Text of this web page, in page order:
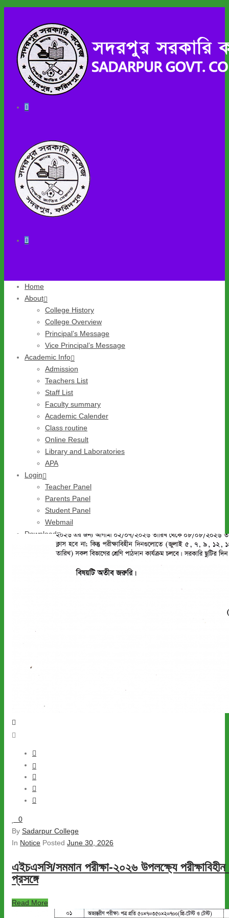
Home
About
College History
College Overview
Principal’s Message
Vice Principal’s Message
Academic Info
Admission
Teachers List
Staff List
Faculty summary
Academic Calender
Class routine
Online Result
Library and Laboratories
APA
Login
Teacher Panel
Parents Panel
Student Panel
Webmail
Download
Admission Form Download
Others
ARCHIVES
2026/ June
0
By Sadarpur College
In Notice Posted June 30, 2026
এইচএসসি/সমমান পরীক্ষা-২০২৬ উপলক্ষ্যে
প্রসঙ্গে
Read More